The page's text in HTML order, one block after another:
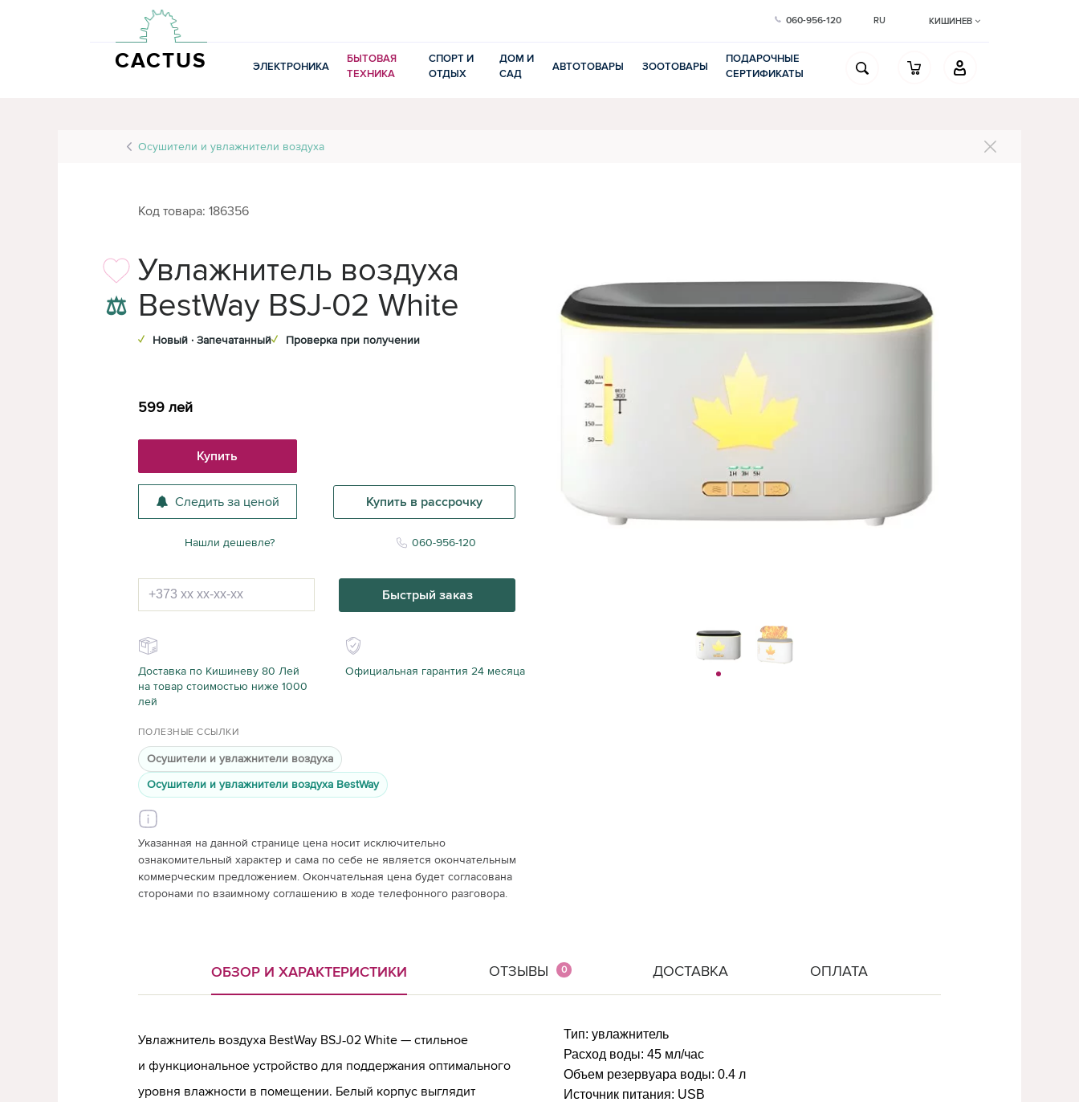
CACTUS
060-956-120 RU КИШИНЕВ
ЭЛЕКТРОНИКА
БЫТОВАЯ
ТЕХНИКА
СПОРТ И
ОТДЫХ
ДОМ И
САД
АВТОТОВАРЫ ЗООТОВАРЫ
ПОДАРОЧНЫЕ
СЕРТИФИКАТЫ
Осушители и увлажнители воздуха
Код товара: 186356
⚖
Увлажнитель воздуха
BestWay BSJ-02 White
✓ Новый · Запечатанный✓ Проверка при получении
599 лей
Купить
Следить за ценой Купить в рассрочку
Нашли дешевле? 060-956-120
Быстрый заказ
Доставка по Кишиневу 80 Лей
на товар стоимостью ниже 1000
лей
Официальная гарантия 24 месяца
ПОЛЕЗНЫЕ ССЫЛКИ
Осушители и увлажнители воздуха
Осушители и увлажнители воздуха BestWay
Указанная на данной странице цена носит исключительно
ознакомительный характер и сама по себе не является окончательным
коммерческим предложением. Окончательная цена будет согласована
сторонами по взаимному соглашению в ходе телефонного разговора.
ОБЗОР И ХАРАКТЕРИСТИКИ ОТЗЫВЫ 0 ДОСТАВКА ОПЛАТА
Увлажнитель воздуха BestWay BSJ‑02 White — стильное
и функциональное устройство для поддержания оптимального
уровня влажности в помещении. Белый корпус выглядит
Тип: увлажнитель
Расход воды: 45 мл/час
Объем резервуара воды: 0.4 л
Источник питания: USB